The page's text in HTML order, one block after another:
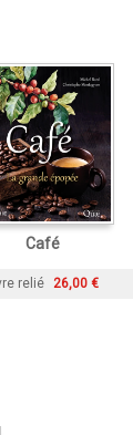
Café
relié 26,00 €